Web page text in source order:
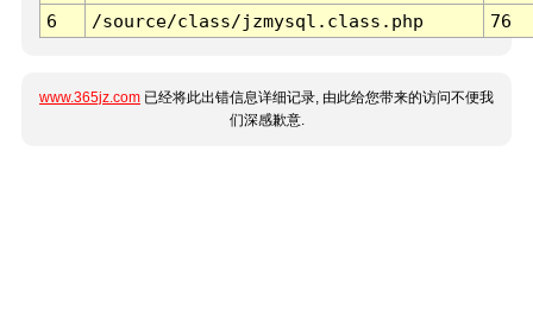
6
/source/class/jzmysql.class.php 76
www.365jz.com 已经将此出错信息详细记录, 由此给您带来的访问不便我
们深感歉意.